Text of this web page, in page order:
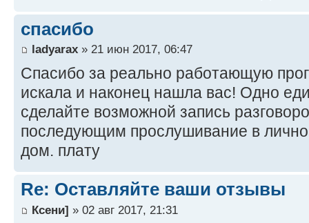
спасибо
ladyarax » 21 июн 2017, 06:47
Спасибо за реально работающую
искала и наконец нашла вас! Одно
сделайте возможной запись
последующим прослушивание в
дом. плату
Re: Оставляйте ваши отзывы
Ксени] » 02 авг 2017, 21:31